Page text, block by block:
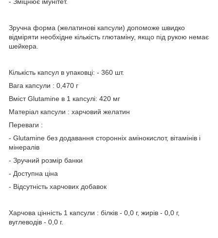
Зручна форма (желатинові капсули) допоможе швидко
відміряти необхідне кількість глютаміну, якщо під рукою немає
шейкера.
Кількість капсул в упаковці: - 360 шт.
Вага капсули : 0,470 г
Вміст Glutamine в 1 капсулі: 420 мг
Матеріал капсули : харчовий желатин
Переваги :
- Glutamine без додавання сторонніх амінокислот, вітамінів і
мінералів
- Зручний розмір банки
- Доступна ціна
- Відсутність харчових добавок
Харчова цінність 1 капсули : білків - 0,0 г, жирів - 0,0 г,
вуглеводів - 0,0 г.